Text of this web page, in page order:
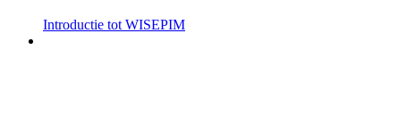
Introductie tot WISEPIM